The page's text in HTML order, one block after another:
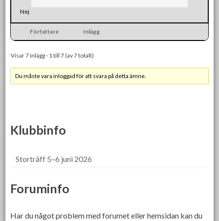
Nej
Författare Inlägg
Visar 7 inlägg - 1 till 7 (av 7 totalt)
Du måste vara inloggad för att svara på detta ämne.
Klubbinfo
Storträff 5–6 juni 2026
Foruminfo
Har du något problem med forumet eller hemsidan kan du